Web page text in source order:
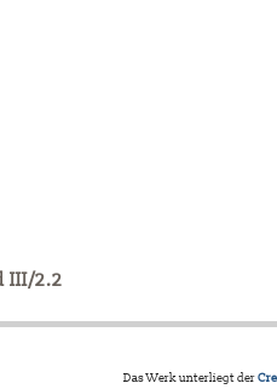
III/2.2
Das Werk unterliegt der